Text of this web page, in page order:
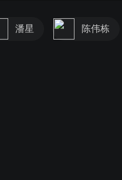
潘星 陈伟栋